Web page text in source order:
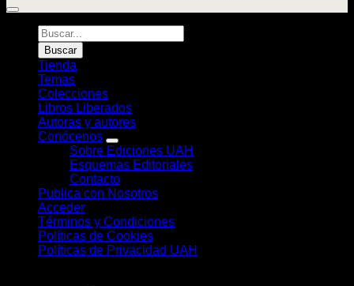
Búsqueda
de
Libros
Buscar
Tienda
Temas
Colecciones
Libros Liberados
Autoras y autores
Conócenos
Sobre Ediciones UAH
Esquemas Editoriales
Contacto
Publica con Nosotros
Acceder
Términos y Condiciones
Políticas de Cookies
Políticas de Privacidad UAH